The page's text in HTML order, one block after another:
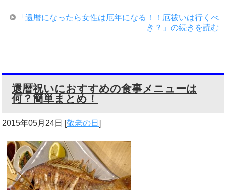
「還暦になったら女性は厄年になる！！厄祓いは行くべ
き？」の続きを読む
還暦祝いにおすすめの食事メニューは
何？簡単まとめ！
2015年05月24日 [敬老の日]